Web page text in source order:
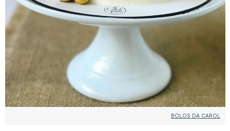
BOLOS DA CAROL